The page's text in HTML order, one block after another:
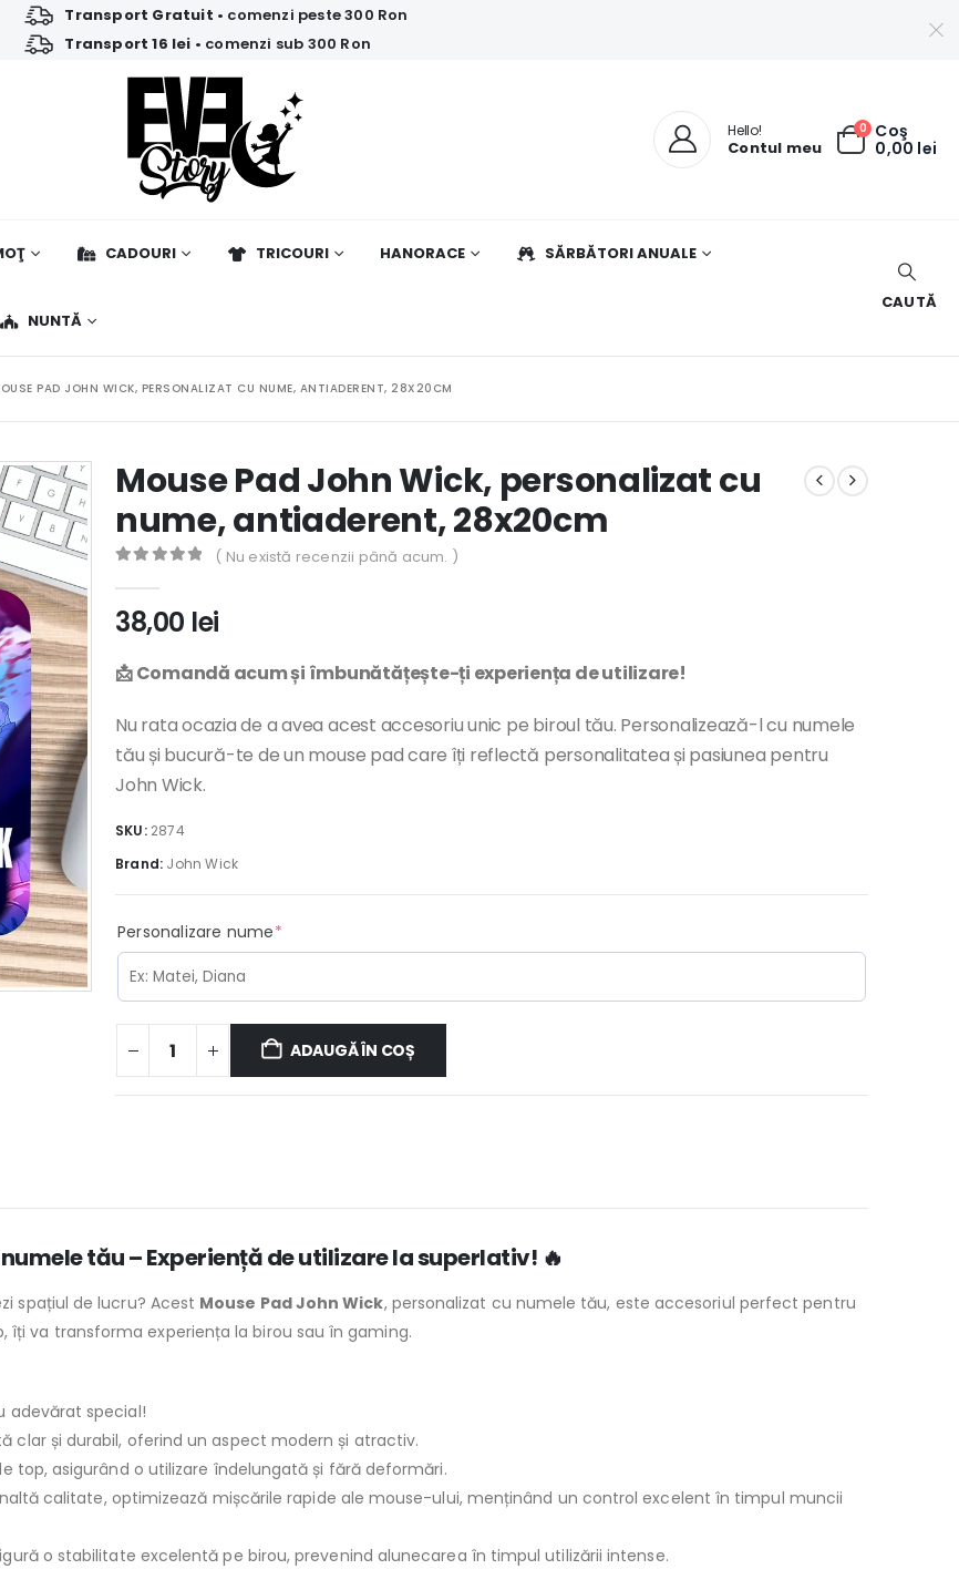
Transport Gratuit • comenzi peste 300 Ron
Transport 16 lei • comenzi sub 300 Ron
Hello!
Contul meu
0 Coş
0,00 lei
CADOURI TRICOURI HANORACE SĂRBĂTORI ANUALE
NUNTĂ
CAUTĂ
PAD JOHN WICK, PERSONALIZAT CU NUME, ANTIADERENT, 28X20CM
Mouse Pad John Wick, personalizat cu
nume, antiaderent, 28x20cm
( Nu există recenzii până acum. )
38,00 lei
📩 Comandă acum și îmbunătățește-ți experiența de utilizare!
Nu rata ocazia de a avea acest accesoriu unic pe biroul tău. Personalizează-l cu numele
tău și bucură-te de un mouse pad care îți reflectă personalitatea și pasiunea pentru
John Wick.
SKU: 2874
Brand: John Wick
Personalizare nume*(required)
ADAUGĂ ÎN COȘ
tău – Experiență de utilizare la superlativ! 🔥
spațiul de lucru? Acest Mouse Pad John Wick, personalizat cu numele tău, este accesoriul perfect pentru
va transforma experiența la birou sau în gaming.
adevărat special!
clar și durabil, oferind un aspect modern și atractiv.
top, asigurând o utilizare îndelungată și fără deformări.
calitate, optimizează mișcările rapide ale mouse-ului, menținând un control excelent în timpul muncii
o stabilitate excelentă pe birou, prevenind alunecarea în timpul utilizării intense.